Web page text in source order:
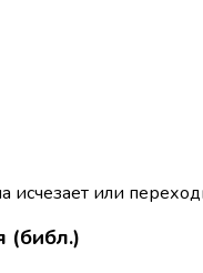
исчезает или
(библ.)